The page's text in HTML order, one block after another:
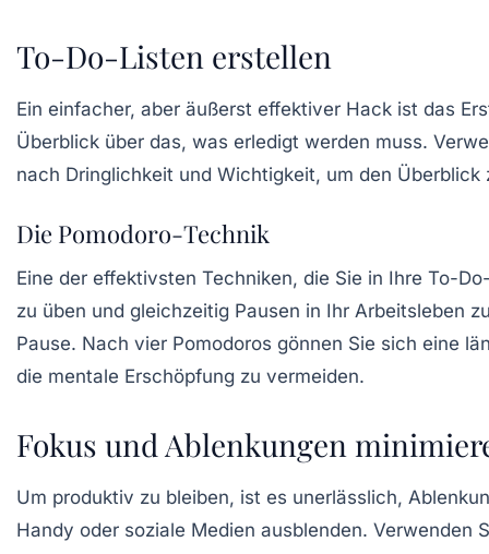
To-Do-Listen erstellen
Ein einfacher, aber äußerst effektiver Hack ist das
Überblick über das, was erledigt werden muss.
nach Dringlichkeit und Wichtigkeit, um den Überblick
Die Pomodoro-Technik
Eine der effektivsten Techniken, die Sie in Ihre To-
zu üben und gleichzeitig Pausen in Ihr Arbeitsleben
Pause. Nach vier Pomodoros gönnen Sie sich eine
die mentale Erschöpfung zu vermeiden.
Fokus und Ablenkungen
Um produktiv zu bleiben, ist es unerlässlich,
Handy oder soziale Medien ausblenden.